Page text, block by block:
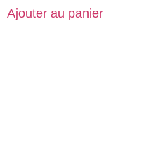
Ajouter au panier